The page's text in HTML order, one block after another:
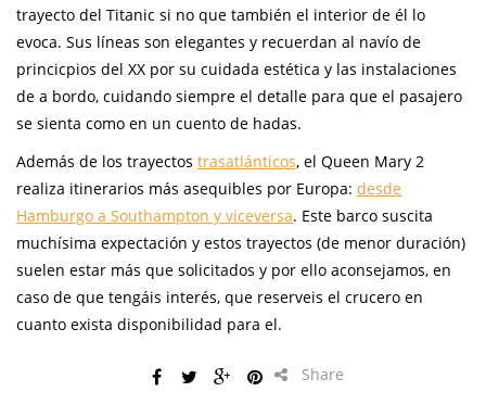
trayecto del Titanic si no que también el interior de él lo
evoca. Sus líneas son elegantes y recuerdan al navío de
princicpios del XX por su cuidada estética y las instalaciones
de a bordo, cuidando siempre el detalle para que el pasajero
se sienta como en un cuento de hadas.
Además de los trayectos trasatlánticos, el Queen Mary 2
realiza itinerarios más asequibles por Europa: desde
Hamburgo a Southampton y viceversa. Este barco suscita
muchísima expectación y estos trayectos (de menor duración)
suelen estar más que solicitados y por ello aconsejamos, en
caso de que tengáis interés, que reserveis el crucero en
cuanto exista disponibilidad para el.
Share